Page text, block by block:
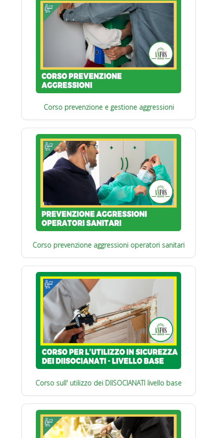
Corso prevenzione e gestione aggressioni
Corso prevenzione aggressioni operatori sanitari
Corso sull' utilizzo dei DIISOCIANATI livello base